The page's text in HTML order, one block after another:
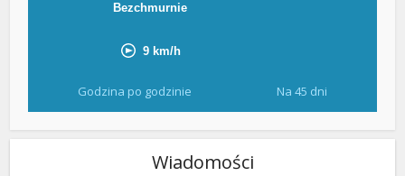
Godzina po godzinie Na 45 dni
Wiadomości